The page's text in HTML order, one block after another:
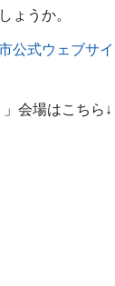
ょうか。
公式ウェブサイ
」会場はこちら↓